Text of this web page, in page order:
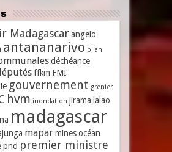
Madagascar angelo
antananarivo bilan
déchéance
ffkm FMI
gouvernement grenier
hvm inondation jirama lalao
madagascar
mapar mines océan
pnd premier ministre